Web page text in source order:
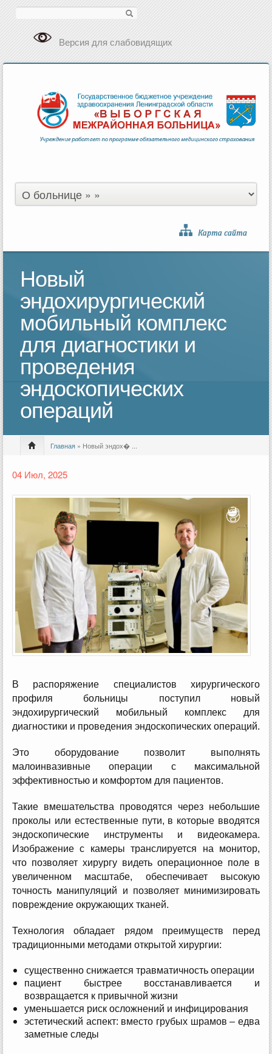
Версия для слабовидящих
Новый
эндохирургический
мобильный комплекс
для диагностики и
проведения
эндоскопических
операций
Главная » Новый эндох� ...
04 Июл, 2025
В распоряжение специалистов хирургического
профиля больницы поступил новый
эндохирургический мобильный комплекс для
диагностики и проведения эндоскопических операций.
Это оборудование позволит выполнять
малоинвазивные операции с максимальной
эффективностью и комфортом для пациентов.
Такие вмешательства проводятся через небольшие
проколы или естественные пути, в которые вводятся
эндоскопические инструменты и видеокамера.
Изображение с камеры транслируется на монитор,
что позволяет хирургу видеть операционное поле в
увеличенном масштабе, обеспечивает высокую
точность манипуляций и позволяет минимизировать
повреждение окружающих тканей.
Технология обладает рядом преимуществ перед
традиционными методами открытой хирургии:
существенно снижается травматичность операции
пациент быстрее восстанавливается и
возвращается к привычной жизни
уменьшается риск осложнений и инфицирования
эстетический аспект: вместо грубых шрамов – едва
заметные следы